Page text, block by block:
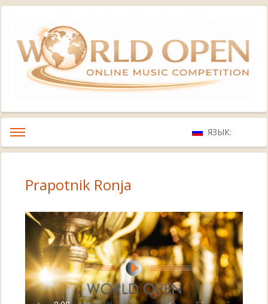
ЯЗЫК:
Prapotnik Ronja